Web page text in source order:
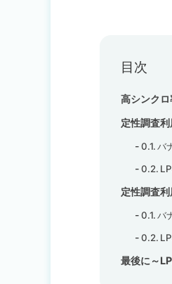
目次
高シンク
定性調査
バ
定性調査
バ
最後に～